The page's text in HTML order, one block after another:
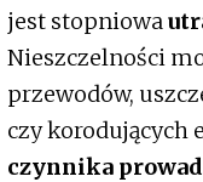
jest stopniowa
Nieszczelności
przewodów,
czy korodujących
czynnika